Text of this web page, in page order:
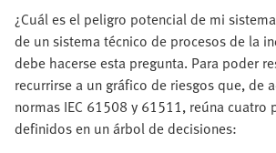
¿Cuál es el peligro potencial de mi
de un sistema técnico de procesos de la
debe hacerse esta pregunta. Para poder
recurrirse a un gráfico de riesgos que, de
normas IEC 61508 y 61511, reúna cuatro
definidos en un árbol de decisiones: